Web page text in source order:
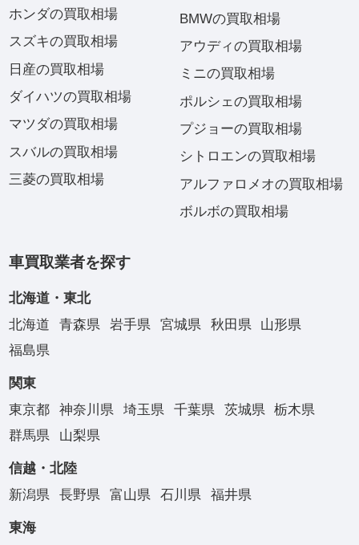
ホンダの買取相場
スズキの買取相場
日産の買取相場
ダイハツの買取相場
マツダの買取相場
スバルの買取相場
三菱の買取相場
BMWの買取相場
アウディの買取相場
ミニの買取相場
ポルシェの買取相場
プジョーの買取相場
シトロエンの買取相場
アルファロメオの買取相場
ボルボの買取相場
車買取業者を探す
北海道・東北
北海道
青森県 岩手県 宮城県 秋田県
山形県
福島県
関東
東京都
神奈川県 埼玉県 千葉県 茨城県
栃木県
群馬県
山梨県
信越・北陸
新潟県
長野県 富山県 石川県 福井県
東海